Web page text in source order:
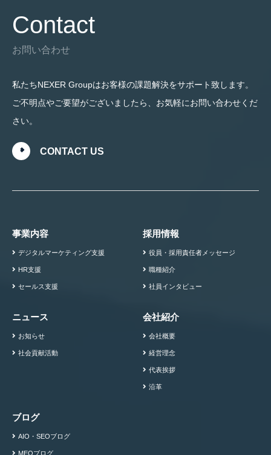
Contact
お問い合わせ
私たちNEXER Groupはお客様の課題解決をサポート致します。
ご不明点やご要望がございましたら、お気軽にお問い合わせくだ
さい。
CONTACT US
事業内容
デジタルマーケティング支援
HR支援
セールス支援
採用情報
役員・採用責任者メッセージ
職種紹介
社員インタビュー
ニュース
お知らせ
社会貢献活動
会社紹介
会社概要
経営理念
代表挨拶
沿革
ブログ
AIO・SEOブログ
MEOブログ